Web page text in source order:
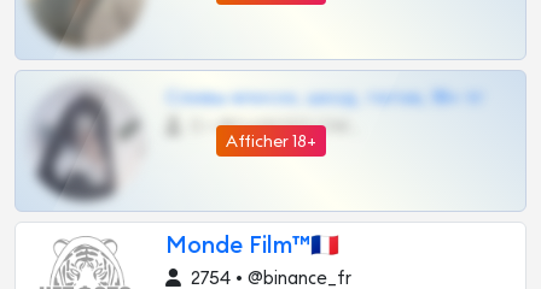
Afficher 18+
Сливы вписок, шкод, теток, 18+ тг
0 •
Monde Film™🇫🇷
2754 • @binance_fr